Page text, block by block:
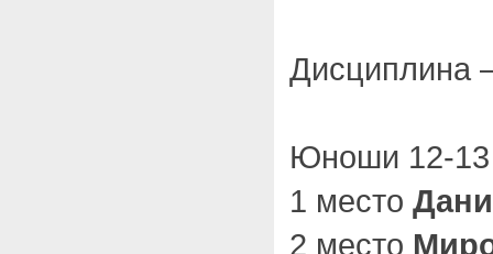
Дисциплина
Юноши 12-13
1 место
2 место